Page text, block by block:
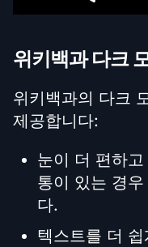
위키백과 다크
위키백과의 다크
제공합니다:
눈이 더 편하
통이 있는 경
다.
텍스트를 더